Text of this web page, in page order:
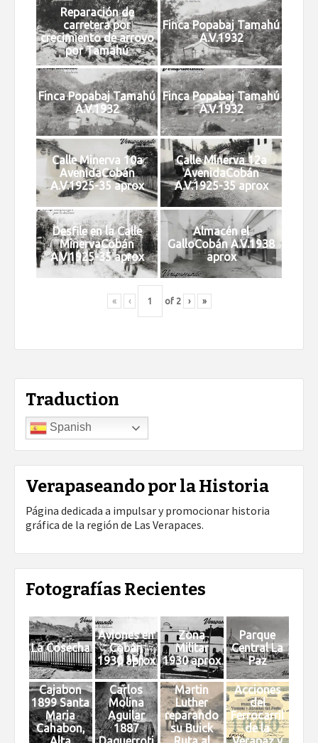
Reparación de
carretera por
crecimiento de arroyo
por Tamahú
Finca Popabaj Tamahú
A.V.1932
Finca Popabaj Tamahú
A.V.1932
Finca Popabaj Tamahú
A.V.1932
Calle Minerva 10a
AvenidaCobán
A.V.1925-35 aprox
Calle Minerva 12a
AvenidaCobán
A.V.1925-35 aprox
Desfile en la Calle
MinervaCobán
A.V.1925-35 aprox
Almacén el
GalloCobán A.V.1938
aprox
« ‹ of 2 › »
Traduction
Spanish
Verapaseando por la Historia
Página dedicada a impulsar y promocionar historia
gráfica de la región de Las Verapaces.
Fotografías Recientes
La Cosecha
Aviones en
Cobán
1930 aprox
Zona
Militar
1930 aprox
Parque
Central La
Paz
Cajabon
1899 Santa
Maria
Cahabon,
Carlos
Molina
Aguilar
1887
Martin
Luther
reparando
su Buick
Acciones
del
Ferrocarril
de la